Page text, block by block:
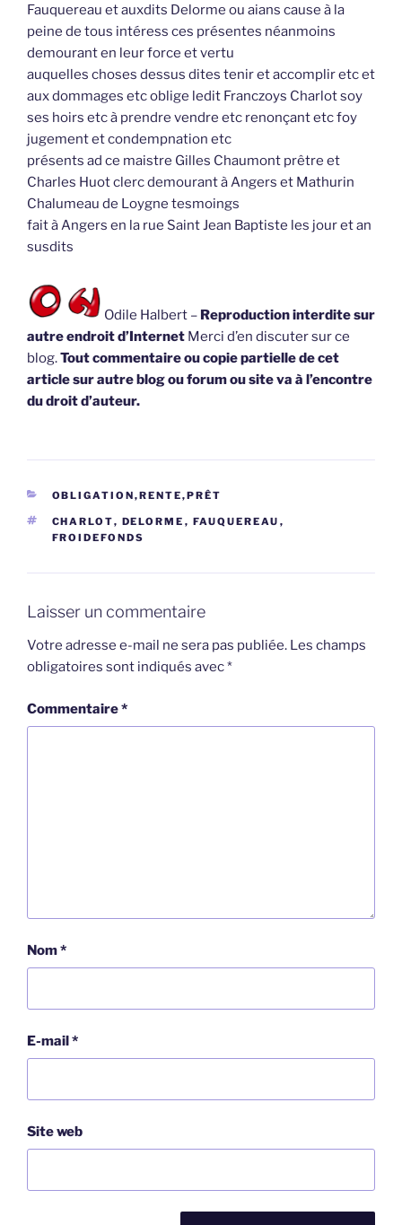
Fauquereau et auxdits Delorme ou aians cause à la
peine de tous intéress ces présentes néanmoins
demourant en leur force et vertu
auquelles choses dessus dites tenir et accomplir etc et
aux dommages etc oblige ledit Franczoys Charlot soy
ses hoirs etc à prendre vendre etc renonçant etc foy
jugement et condempnation etc
présents ad ce maistre Gilles Chaumont prêtre et
Charles Huot clerc demourant à Angers et Mathurin
Chalumeau de Loygne tesmoings
fait à Angers en la rue Saint Jean Baptiste les jour et an
susdits
Odile Halbert – Reproduction interdite sur
autre endroit d’Internet Merci d’en discuter sur ce
blog.Tout commentaire ou copie partielle de cet
article sur autre blog ou forum ou site va à l’encontre
du droit d’auteur.
CATÉGORIES
OBLIGATION,RENTE,PRÊT
ÉTIQUETTES
CHARLOT, DELORME , FAUQUEREAU ,
FROIDEFONDS
Laisser un commentaire
Votre adresse e-mail ne sera pas publiée. Les champs
obligatoires sont indiqués avec*
Commentaire*
Nom*
E-mail*
Site web